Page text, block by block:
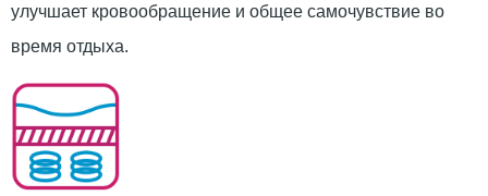
улучшает кровообращение и общее самочувствие во
время отдыха.